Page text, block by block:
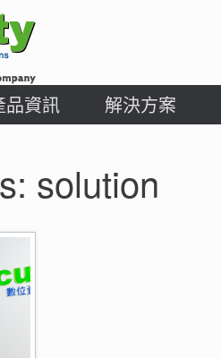
品資訊 解決方案
solution